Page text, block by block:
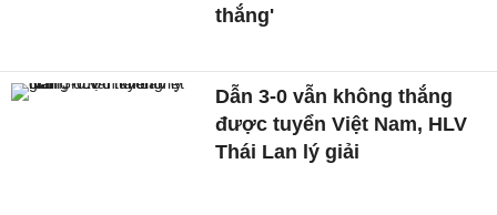
thắng'
Dẫn 3-0 vẫn không thắng
được tuyển Việt Nam, HLV
Thái Lan lý giải